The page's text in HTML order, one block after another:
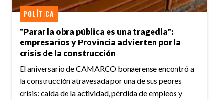
"Parar la obra pública es una tragedia":
empresarios y Provincia advierten por la
crisis de la construcción
POLÍTICA
El aniversario de CAMARCO bonaerense encontró a
la construcción atravesada por una de sus peores
crisis: caída de la actividad, pérdida de empleos y